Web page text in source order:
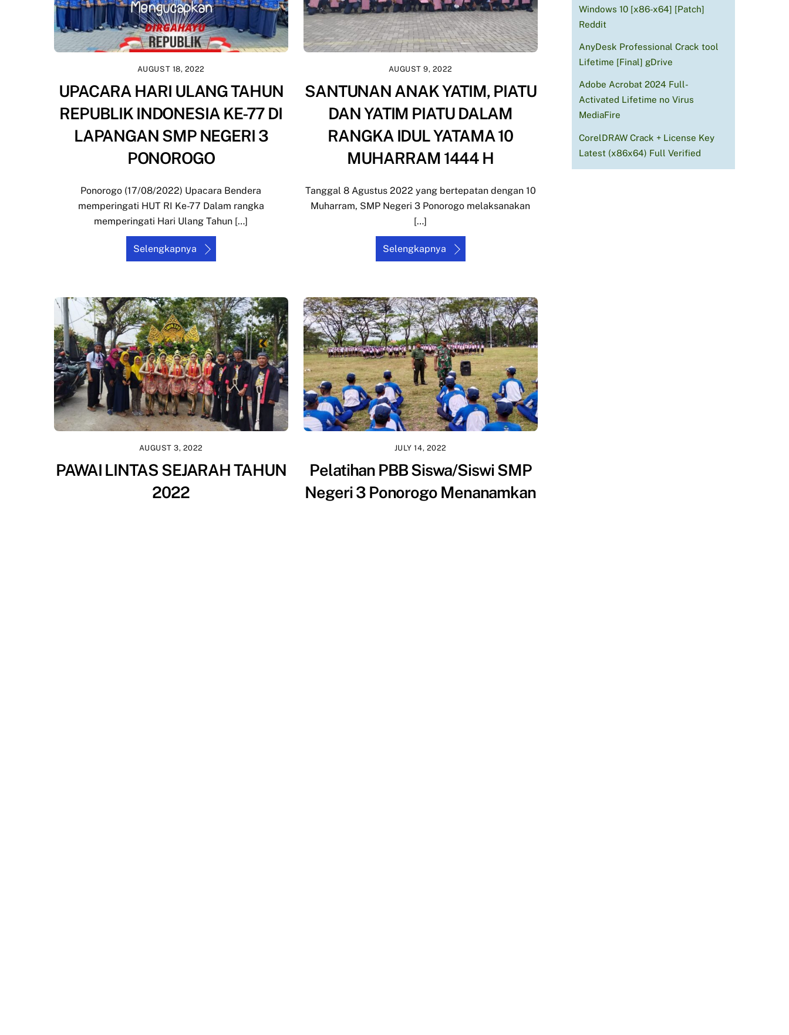
AUGUST 18, 2022
UPACARA HARI ULANG TAHUN
REPUBLIK INDONESIA KE-77 DI
LAPANGAN SMP NEGERI 3
PONOROGO
Ponorogo (17/08/2022) Upacara Bendera
memperingati HUT RI Ke-77 Dalam rangka
memperingati Hari Ulang Tahun […]
Selengkapnya
AUGUST 9, 2022
SANTUNAN ANAK YATIM, PIATU
DAN YATIM PIATU DALAM
RANGKA IDUL YATAMA 10
MUHARRAM 1444 H
Tanggal 8 Agustus 2022 yang bertepatan dengan 10
Muharram, SMP Negeri 3 Ponorogo melaksanakan
[…]
Selengkapnya
AUGUST 3, 2022
PAWAI LINTAS SEJARAH TAHUN
2022
JULY 14, 2022
Pelatihan PBB Siswa/Siswi SMP
Negeri 3 Ponorogo Menanamkan
Windows 10 [x86-x64] [Patch]
Reddit
AnyDesk Professional Crack tool
Lifetime [Final] gDrive
Adobe Acrobat 2024 Full-
Activated Lifetime no Virus
MediaFire
CorelDRAW Crack + License Key
Latest (x86x64) Full Verified